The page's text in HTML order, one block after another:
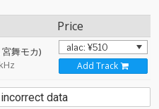
Price
舞モカ)
Add Track
data